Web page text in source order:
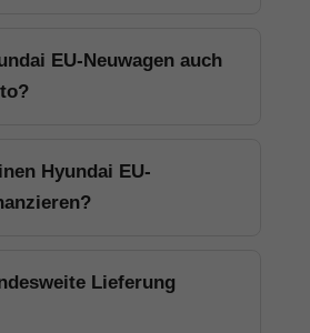
EU-Neuwagen auch
Hyundai EU-
Lieferung